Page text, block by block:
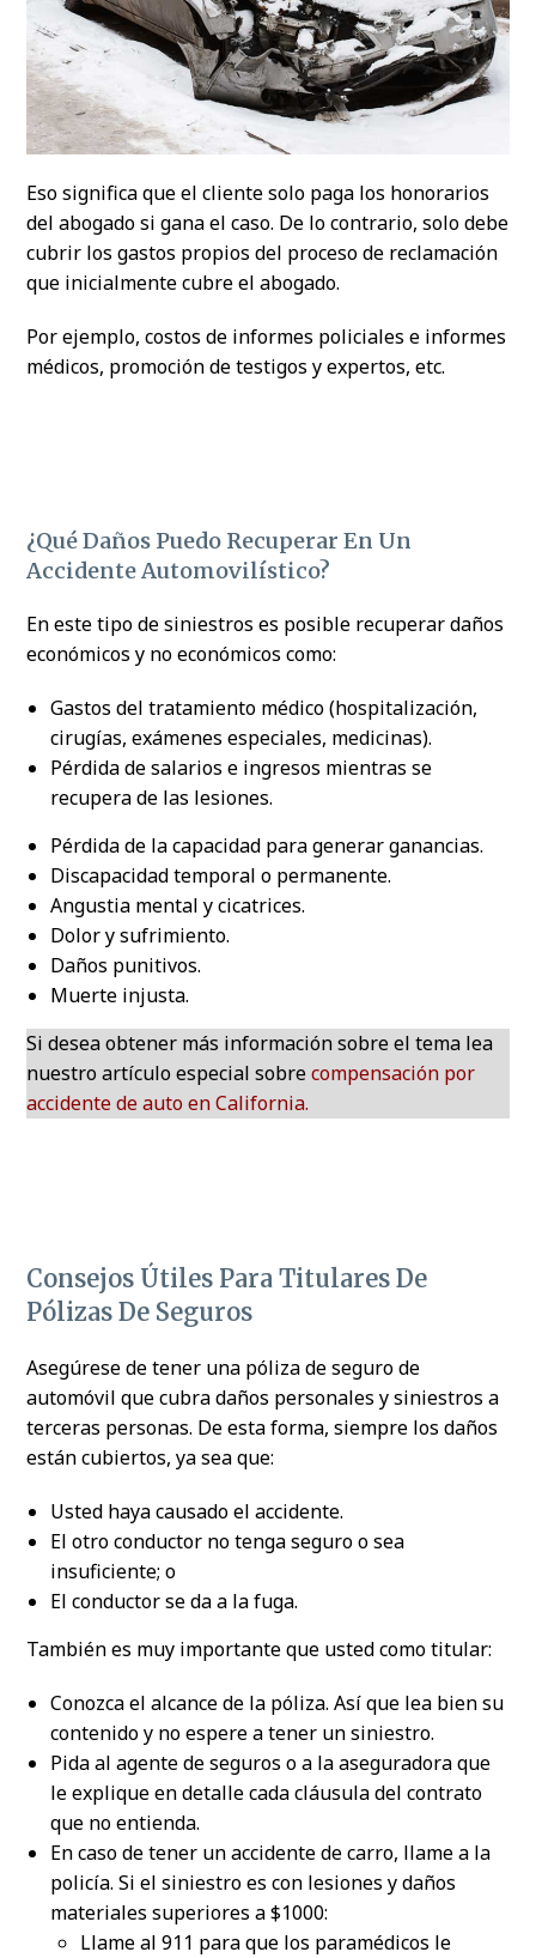
Eso significa que el cliente solo paga los honorarios
del abogado si gana el caso. De lo contrario, solo debe
cubrir los gastos propios del proceso de reclamación
que inicialmente cubre el abogado.
Por ejemplo, costos de informes policiales e informes
médicos, promoción de testigos y expertos, etc.
¿Qué Daños Puedo Recuperar En Un
Accidente Automovilístico?
En este tipo de siniestros es posible recuperar daños
económicos y no económicos como:
Gastos del tratamiento médico (hospitalización,
cirugías, exámenes especiales, medicinas).
Pérdida de salarios e ingresos mientras se
recupera de las lesiones.
Pérdida de la capacidad para generar ganancias.
Discapacidad temporal o permanente.
Angustia mental y cicatrices.
Dolor y sufrimiento.
Daños punitivos.
Muerte injusta.
Si desea obtener más información sobre el tema lea
nuestro artículo especial sobrecompensación por
accidente de auto en California.
Consejos Útiles Para Titulares De
Pólizas De Seguros
Asegúrese de tener una póliza de seguro de
automóvil que cubra daños personales y siniestros a
terceras personas. De esta forma, siempre los daños
están cubiertos, ya sea que:
Usted haya causado el accidente.
El otro conductor no tenga seguro o sea
insuficiente; o
El conductor se da a la fuga.
También es muy importante que usted como titular:
Conozca el alcance de la póliza. Así que lea bien su
contenido y no espere a tener un siniestro.
Pida al agente de seguros o a la aseguradora que
le explique en detalle cada cláusula del contrato
que no entienda.
En caso de tener un accidente de carro, llame a la
policía. Si el siniestro es con lesiones y daños
materiales superiores a $1000:
Llame al 911 para que los paramédicos le